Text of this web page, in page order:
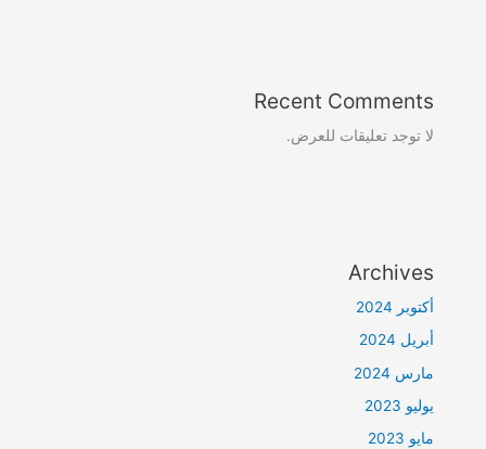
Recent Comments
لا توجد تعليقات للعرض.
Archives
أكتوبر 2024
أبريل 2024
مارس 2024
يوليو 2023
مايو 2023